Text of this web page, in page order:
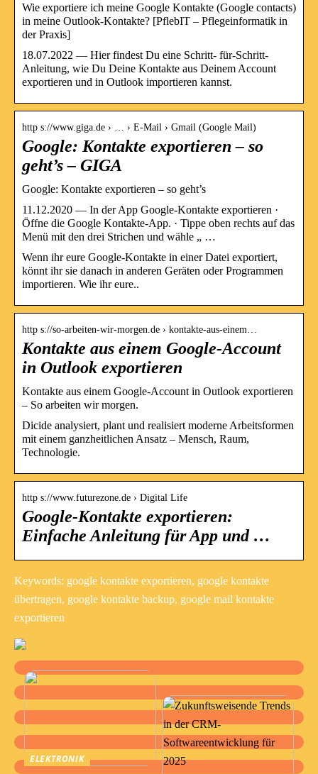
Wie exportiere ich meine Google Kontakte (Google contacts)
in meine Outlook-Kontakte? [PflebIT – Pflegeinformatik in
der Praxis]
18.07.2022 — Hier findest Du eine Schritt- für-Schritt-
Anleitung, wie Du Deine Kontakte aus Deinem Account
exportieren und in Outlook importieren kannst.
http s://www.giga.de › … › E-Mail › Gmail (Google Mail)
Google: Kontakte exportieren – so
geht’s – GIGA
Google: Kontakte exportieren – so geht’s
11.12.2020 — In der App Google-Kontakte exportieren ·
Öffne die Google Kontakte-App. · Tippe oben rechts auf das
Menü mit den drei Strichen und wähle „ …
Wenn ihr eure Google-Kontakte in einer Datei exportiert,
könnt ihr sie danach in anderen Geräten oder Programmen
importieren. Wie ihr eure..
http s://so-arbeiten-wir-morgen.de › kontakte-aus-einem…
Kontakte aus einem Google-Account
in Outlook exportieren
Kontakte aus einem Google-Account in Outlook exportieren
– So arbeiten wir morgen.
Dicide analysiert, plant und realisiert moderne Arbeitsformen
mit einem ganzheitlichen Ansatz – Mensch, Raum,
Technologie.
http s://www.futurezone.de › Digital Life
Google-Kontakte exportieren:
Einfache Anleitung für App und …
Keywords: google kontakte exportieren, google kontakte
übertragen, google kontakte backup, google mail kontakte
exportieren
ELEKTRONIK